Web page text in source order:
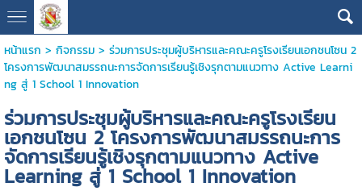
หน้าแรก > กิจกรรม> ร่วมการประชุมผู้บริหารและคณะครูโรงเรียนเอกชนโซน 2
โครงการพัฒนาสมรรถนะการจัดการเรียนรู้เชิงรุกตามแนวทาง Active Learni
ng สู่ 1 School 1 Innovation
ร่วมการประชุมผู้บริหารและคณะครูโรงเรียน
เอกชนโซน 2 โครงการพัฒนาสมรรถนะการ
จัดการเรียนรู้เชิงรุกตามแนวทาง Active
Learning สู่ 1 School 1 Innovation